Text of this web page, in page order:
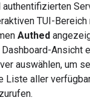
authentifizierten
TUI-Bereich
Authed
Ansicht
auswählen, um
Liste aller